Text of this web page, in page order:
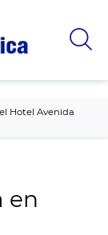
Hotel Avenida
en